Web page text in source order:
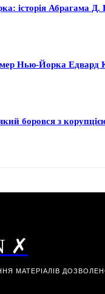
історія Абрагама Д.
Нью-Йорка Едвард
боровся з
✗
МАТЕРІАЛІВ